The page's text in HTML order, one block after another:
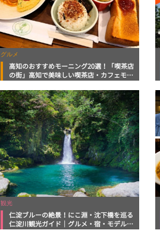
グルメ
高知のおすすめモーニング20選！「喫茶店
の街」高知で美味しい喫茶店・カフェモー
観光
仁淀ブルーの絶景！にこ淵・沈下橋を巡る
仁淀川観光ガイド｜グルメ・宿・モデルコ